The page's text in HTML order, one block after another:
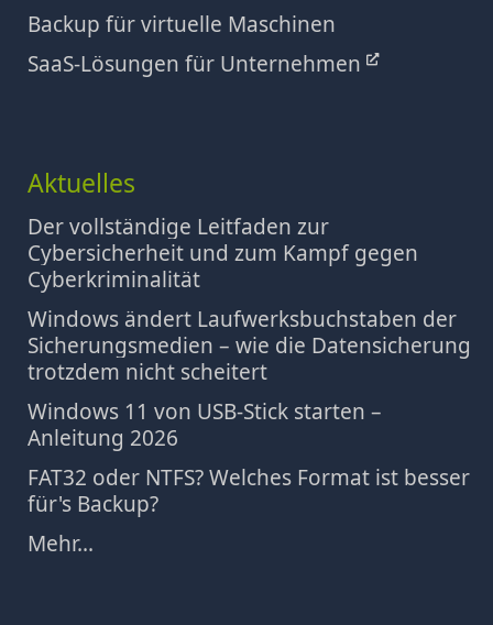
Backup für virtuelle Maschinen
SaaS-Lösungen für Unternehmen
Aktuelles
Der vollständige Leitfaden zur
Cybersicherheit und zum Kampf gegen
Cyberkriminalität
Windows ändert Laufwerksbuchstaben der
Sicherungsmedien – wie die Datensicherung
trotzdem nicht scheitert
Windows 11 von USB-Stick starten –
Anleitung 2026
FAT32 oder NTFS? Welches Format ist besser
für's Backup?
Mehr...